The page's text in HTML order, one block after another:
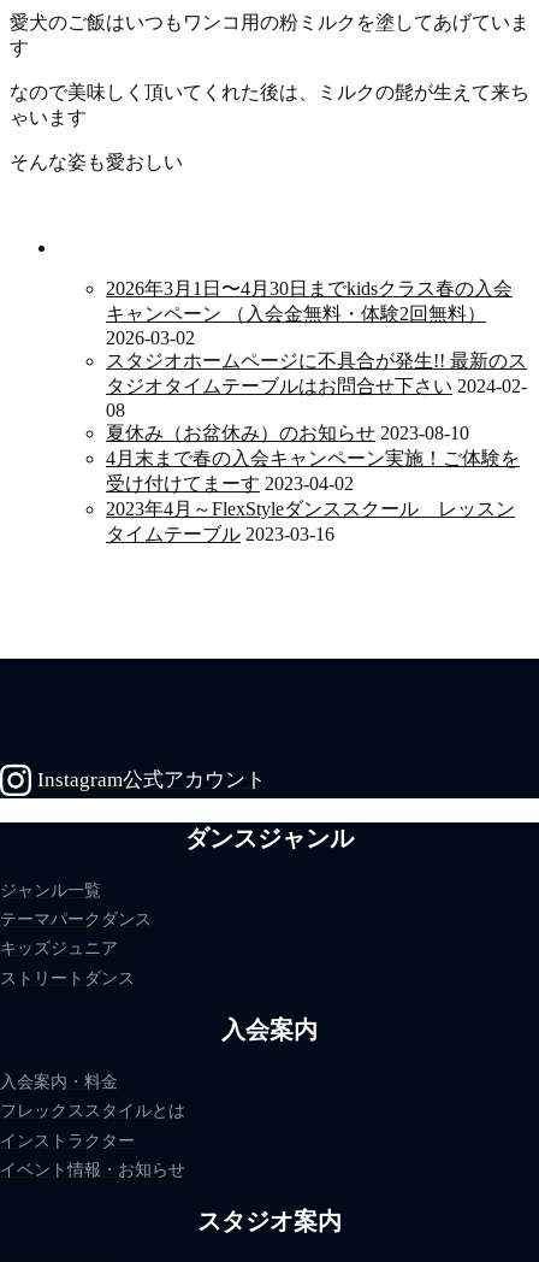
愛犬のご飯はいつもワンコ用の粉ミルクを塗してあげていま
す
なので美味しく頂いてくれた後は、ミルクの髭が生えて来ち
ゃいます
そんな姿も愛おしい
2026年3月1日〜4月30日までkidsクラス春の入会
キャンペーン （入会金無料・体験2回無料）
2026-03-02
スタジオホームページに不具合が発生!! 最新のス
タジオタイムテーブルはお問合せ下さい 2024-02-
08
夏休み（お盆休み）のお知らせ 2023-08-10
4月末まで春の入会キャンペーン実施！ご体験を
受け付けてまーす 2023-04-02
2023年4月～FlexStyleダンススクール レッスン
タイムテーブル 2023-03-16
Instagram公式アカウント
ダンスジャンル
ジャンル一覧
テーマパークダンス
キッズジュニア
ストリートダンス
入会案内
入会案内・料金
フレックススタイルとは
インストラクター
イベント情報・お知らせ
スタジオ案内